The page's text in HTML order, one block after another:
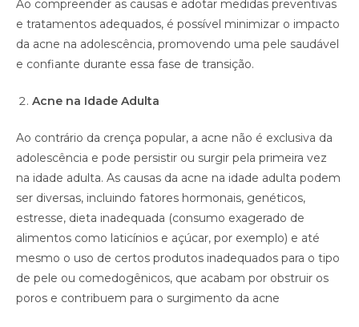
Ao compreender as causas e adotar medidas preventivas
e tratamentos adequados, é possível minimizar o impacto
da acne na adolescência, promovendo uma pele saudável
e confiante durante essa fase de transição.
Acne na Idade Adulta
Ao contrário da crença popular, a acne não é exclusiva da
adolescência e pode persistir ou surgir pela primeira vez
na idade adulta. As causas da acne na idade adulta podem
ser diversas, incluindo fatores hormonais, genéticos,
estresse, dieta inadequada (consumo exagerado de
alimentos como laticínios e açúcar, por exemplo) e até
mesmo o uso de certos produtos inadequados para o tipo
de pele ou comedogênicos, que acabam por obstruir os
poros e contribuem para o surgimento da acne